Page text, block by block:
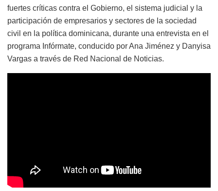
fuertes críticas contra el Gobierno, el sistema judicial y la
participación de empresarios y sectores de la sociedad
civil en la política dominicana, durante una entrevista en el
programa Infórmate, conducido por Ana Jiménez y Danyisa
Vargas a través de Red Nacional de Noticias.